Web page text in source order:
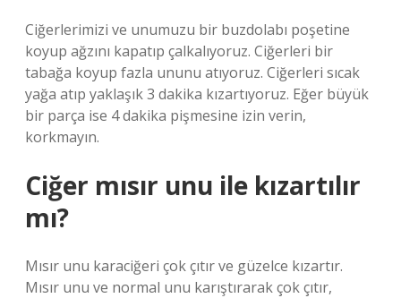
Ciğerlerimizi ve unumuzu bir buzdolabı poşetine
koyup ağzını kapatıp çalkalıyoruz. Ciğerleri bir
tabağa koyup fazla ununu atıyoruz. Ciğerleri sıcak
yağa atıp yaklaşık 3 dakika kızartıyoruz. Eğer büyük
bir parça ise 4 dakika pişmesine izin verin,
korkmayın.
Ciğer mısır unu ile kızartılır
mı?
Mısır unu karaciğeri çok çıtır ve güzelce kızartır.
Mısır unu ve normal unu karıştırarak çok çıtır,